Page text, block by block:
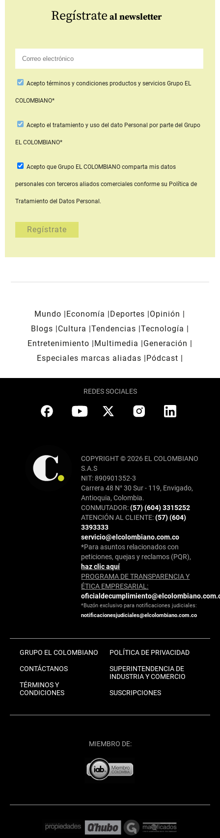
Regístrate al newsletter
Aceptotérminos y condiciones productos y serviciosGrupo EL
COLOMBIANO*
Acepto el tratamiento y uso del dato Personal por parte del Grupo
EL COLOMBIANO*
Acepto que Grupo EL COLOMBIANOcomparta mis datos
personales con terceros aliados comerciales conforme su Política de
Tratamiento del Datos Personal.
Mundo Economía Deportes
Opinión
Blogs
Cultura Tendencias Tecnología
Entretenimiento
Multimedia
Generación
Especiales marcas aliadas
Pódcast
REDES SOCIALES
COPYRIGHT © 2026 EL COLOMBIANO
S.A.S
NIT: 890901352-3
Carrera 48 N° 30 Sur - 119, Envigado,
Antioquia, Colombia.
CONMUTADOR:(57) (604) 3315252
ATENCIÓN AL CLIENTE:(57) (604)
3393333
servicio@elcolombiano.com.co
*Para asuntos relacionados con
peticiones, quejas y reclamos (PQR),
haz clic aquí
PROGRAMA DE TRANSPARENCIA Y
ÉTICA EMPRESARIAL:
*Buzón exclusivo para notificaciones judiciales:
notificacionesjudiciales@elcolombiano.com.co
GRUPO EL COLOMBIANO
CONTÁCTANOS
TÉRMINOS Y
CONDICIONES
POLÍTICA DE PRIVACIDAD
SUPERINTENDENCIA DE
INDUSTRIA Y COMERCIO
SUSCRIPCIONES
MIEMBRO DE: